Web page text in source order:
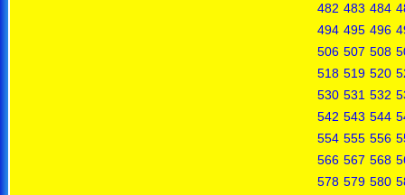
482 483 484
494 495 496
506 507 508
518 519 520
530 531 532
542 543 544
554 555 556
566 567 568
578 579 580